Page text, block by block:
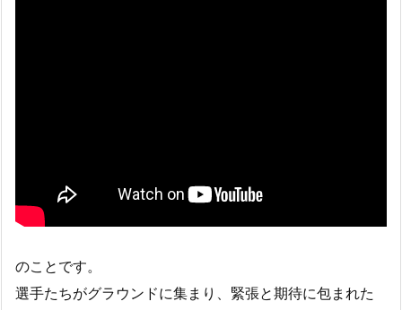
のことです。
選手たちがグラウンドに集まり、緊張と期待に包まれた